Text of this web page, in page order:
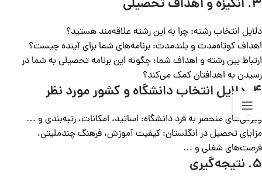
۳. انگیزه و اهداف تحصیلی
دلایل انتخاب رشته: چرا به این رشته علاقه‌مند هستید؟
اهداف کوتاه‌مدت و بلندمدت: برنامه‌های شما برای آینده چیست؟
ارتباط بین رشته و اهداف شما: چگونه این برنامه تحصیلی به شما در
رسیدن به اهدافتان کمک می‌کند؟
۴. دلایل انتخاب دانشگاه و کشور مورد نظر
ویژگی‌های منحصر به فرد دانشگاه: اساتید، امکانات، رتبه‌بندی و …
مزایای تحصیل در انگلستان: کیفیت آموزش، فرهنگ چندملیتی،
فرصت‌های شغلی و …
۵. نتیجه‌گیری